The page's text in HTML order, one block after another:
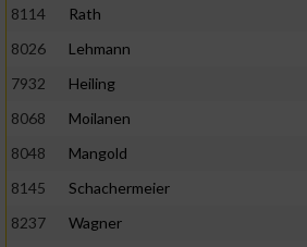
8114
Rath
8026
Lehmann
7932
Heiling
8068
Moilanen
8048
Mangold
8145
Schachermeier
8237
Wagner